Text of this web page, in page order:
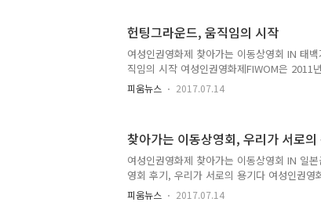
2배로 즐기는 방법 하나, 개막식, 폐막식 함
톡톡'을 통해 주제별 전문가&당사자와 이야
그램, 페이스북 이벤트 참여해서 선물 받기
헌팅그라운드, 움직임의 시작
여성인권영화제 찾아가는 이동상영회 IN 태
직임의 시작 여성인권영화제FIWOM은 2011
영’을 지원하고 있습니다. 여성인권영화제 지
인권영화제를 확대하여 더 많은 지역 주민이
니다. 본 후기는 2017년 7월 12일 태백가정폭
드' 상영회 후기입니다. - 영화를 보는 내내
어주지 않는 것이 답답하고 속상하였다. - 미
처하..
피움뉴스 2017.07.14
찾아가는 이동상영회, 우리가 서로의
여성인권영화제 찾아가는 이동상영회 IN 일
영회 후기, 우리가 서로의 용기다 여성인권영
성인권영화제 지역상영’을 지원하고 있습니
에서만 진행되던 여성인권영화제를 확대하여
피움뉴스 2017.07.14